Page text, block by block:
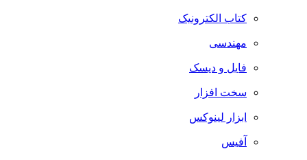
کتاب الکترونیک
مهندسی
فایل و دیسک
سخت افزار
ابزار لینوکس
آفیس